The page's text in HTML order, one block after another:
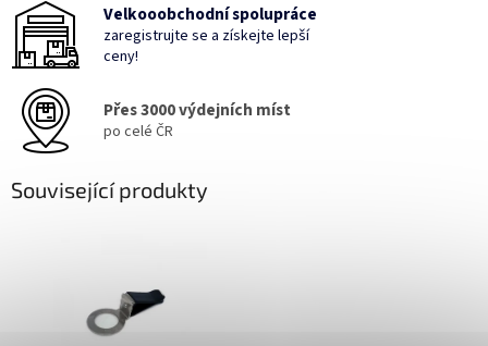
Velkooobchodní spolupráce
zaregistrujte se a získejte lepší
ceny!
Přes 3000 výdejních míst
po celé ČR
Související produkty